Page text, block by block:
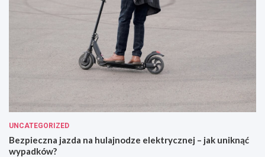
UNCATEGORIZED
Bezpieczna jazda na hulajnodze elektrycznej – jak uniknąć
wypadków?